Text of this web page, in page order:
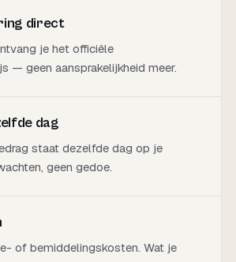
direct
je het officiële
— geen aansprakelijkheid meer.
dag
staat dezelfde dag op je
geen gedoe.
of bemiddelingskosten. Wat je